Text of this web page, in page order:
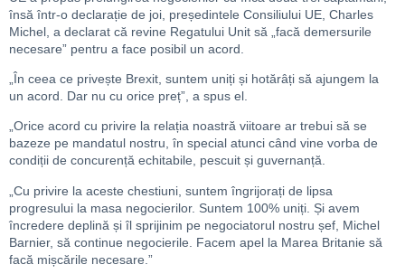
însă într-o declarație de joi, președintele Consiliului UE, Charles
Michel, a declarat că revine Regatului Unit să „facă demersurile
necesare” pentru a face posibil un acord.
„În ceea ce privește Brexit, suntem uniți și hotărâți să ajungem la
un acord. Dar nu cu orice preț”, a spus el.
„Orice acord cu privire la relația noastră viitoare ar trebui să se
bazeze pe mandatul nostru, în special atunci când vine vorba de
condiții de concurență echitabile, pescuit și guvernanță.
„Cu privire la aceste chestiuni, suntem îngrijorați de lipsa
progresului la masa negocierilor. Suntem 100% uniți. Și avem
încredere deplină și îl sprijinim pe negociatorul nostru șef, Michel
Barnier, să continue negocierile. Facem apel la Marea Britanie să
facă mișcările necesare.”